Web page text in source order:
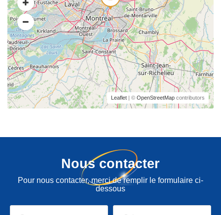
Leaflet | © OpenStreetMap contributors
Nous contacter
Pour nous contacter, merci de remplir le formulaire ci-
dessous